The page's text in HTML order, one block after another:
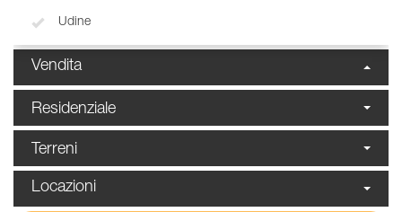
Udine
Vendita
Residenziale
Terreni
Locazioni